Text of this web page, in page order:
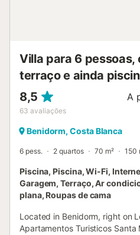
Villa para 6 pessoas,
terraço e ainda
8,5
63 avaliações
A
Benidorm, Costa Blanca
6 pess. 2 quartos 70 m² 150
Piscina, Piscina, Wi-Fi,
Garagem, Terraço, Ar
plana, Roupas de cama
Located in Benidorm, right on
Apartamentos Turisticos